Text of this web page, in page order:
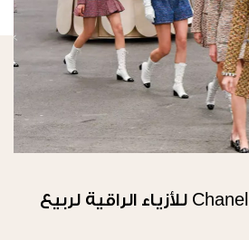
مجموعة شانيل Chanel للأزياء الراقية لربيع